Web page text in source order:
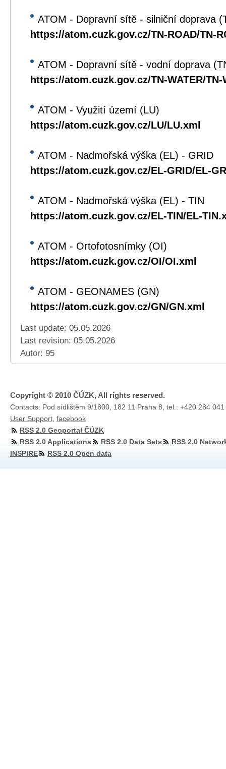
ATOM - Dopravní sítě - silniční doprava
https://atom.cuzk.gov.cz/TN-ROAD/TN-
ATOM - Dopravní sítě - vodní doprava
https://atom.cuzk.gov.cz/TN-WATER/TN-
ATOM - Využití území (LU)
https://atom.cuzk.gov.cz/LU/LU.xml
ATOM - Nadmořská výška (EL) - GRID
https://atom.cuzk.gov.cz/EL-GRID/EL-
ATOM - Nadmořská výška (EL) - TIN
https://atom.cuzk.gov.cz/EL-TIN/EL-
ATOM - Ortofotosnímky (OI)
https://atom.cuzk.gov.cz/OI/OI.xml
ATOM - GEONAMES (GN)
https://atom.cuzk.gov.cz/GN/GN.xml
Last update: 05.05.2026
Last revision: 05.05.2026
Autor: 95
Copyright © 2010 ČÚZK, All rights reserved.
Contacts: Pod sídlištěm 9/1800, 182 11 Praha 8, tel.: +420 284
User Support facebook
RSS 2.0 Geoportal ČÚZK
RSS 2.0 Applications
RSS 2.0 Data Sets
RSS 2.0
INSPIRE
RSS 2.0 Open data